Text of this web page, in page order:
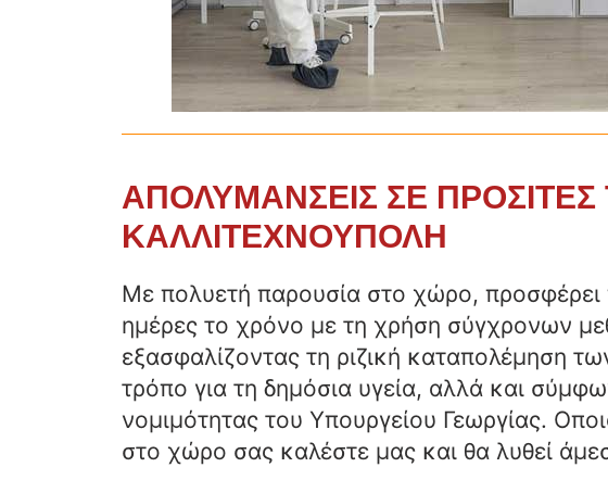
ΑΠΟΛΥΜΑΝΣΕΙΣ ΣΕ ΠΡΟΣΙΤΕΣ
ΚΑΛΛΙΤΕΧΝΟΥΠΟΛΗ
Με πολυετή παρουσία στο χώρο, προσφέρει
ημέρες το χρόνο με τη χρήση σύγχρονων
εξασφαλίζοντας τη ριζική καταπολέμηση
τρόπο για τη δημόσια υγεία, αλλά και
νομιμότητας του Υπουργείου Γεωργίας.
στο χώρο σας καλέστε μας και θα λυθεί